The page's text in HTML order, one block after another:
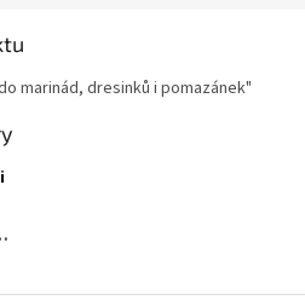
marinád, dresinků i pomazánek"